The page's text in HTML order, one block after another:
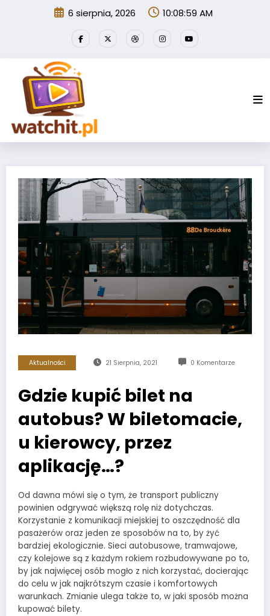
6 sierpnia, 2026 10:09:00 AM
Aktualności 21 Sierpnia, 2021 0 Komentarze
Gdzie kupić bilet na
autobus? W biletomacie,
u kierowcy, przez
aplikację…?
Od dawna mówi się o tym, że transport publiczny
powinien odgrywać większą rolę niż dotychczas.
Korzystanie z komunikacji miejskiej to oszczędność dla
pasażerów oraz jeden ze sposobów na to, by żyć
bardziej ekologicznie. Sieci autobusowe, tramwajowe,
czy kolejowe są z każdym rokiem rozbudowywane po to,
by jak najwięcej osób mogło z nich korzystać, docierając
do celu w jak najkrótszym czasie i komfortowych
warunkach. Zmianie ulega także to, w jaki sposób można
kupować bilety.